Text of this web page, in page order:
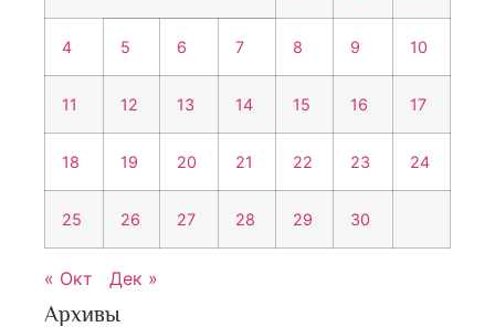
4 5 6 7 8 9 10
11 12 13 14 15 16 17
18 19 20 21 22 23 24
25 26 27 28 29 30
« Окт Дек »
Архивы